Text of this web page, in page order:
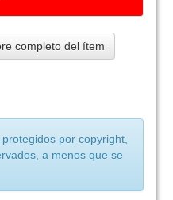
completo del ítem
por copyright,
a menos que se